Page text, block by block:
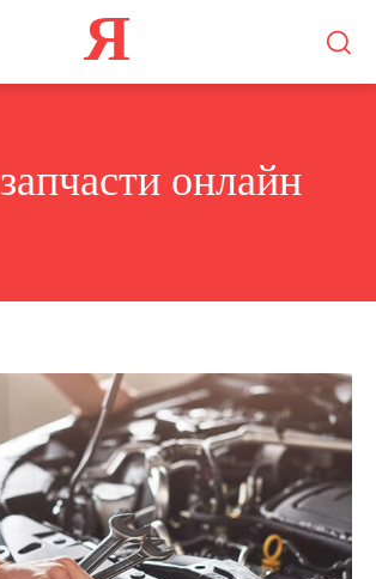
Я
запчасти онлайн